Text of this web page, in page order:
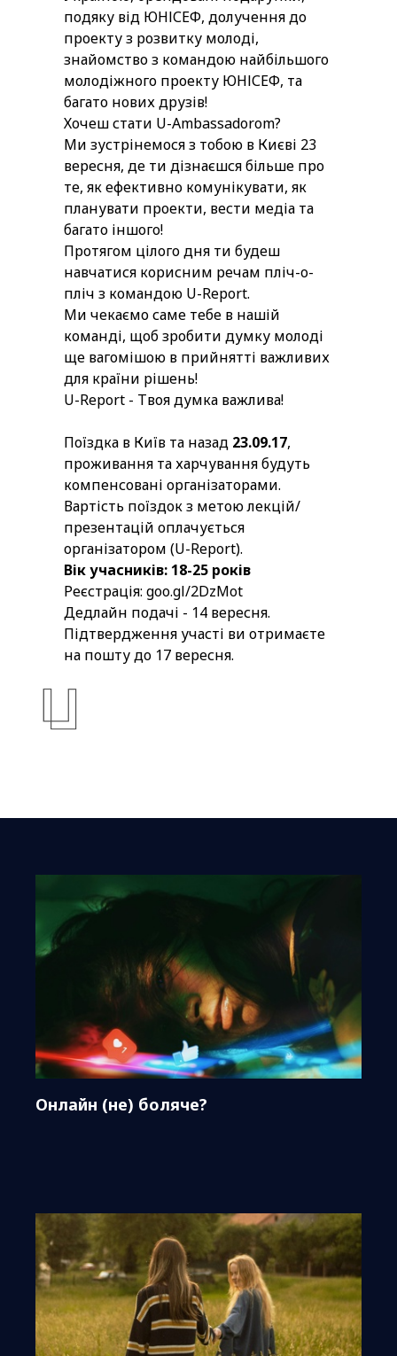
подяку від ЮНІСЕФ, долучення до
проекту з розвитку молоді,
знайомство з командою найбільшого
молодіжного проекту ЮНІСЕФ, та
багато нових друзів!
Хочеш стати U-Ambassadorom?
Ми зустрінемося з тобою в Києві 23
вересня, де ти дізнаєшся більше про
те, як ефективно комунікувати, як
планувати проекти, вести медіа та
багато іншого!
Протягом цілого дня ти будеш
навчатися корисним речам пліч-о-
пліч з командою U-Report.
Ми чекаємо саме тебе в нашій
команді, щоб зробити думку молоді
ще вагомішою в прийнятті важливих
для країни рішень!
U-Report - Твоя думка важлива!
Поїздка в Київ та назад 23.09.17,
проживання та харчування будуть
компенсовані організаторами.
Вартість поїздок з метою лекцій/
презентацій оплачується
організатором (U-Report).
Вік учасників: 18-25 років
Реєстрація: goo.gl/2DzMot
Дедлайн подачі - 14 вересня.
Підтвердження участі ви отримаєте
на пошту до 17 вересня.
Онлайн (не) боляче?